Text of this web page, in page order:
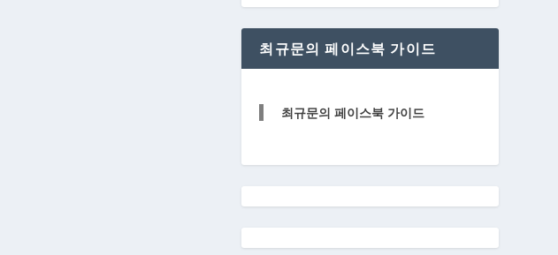
최규문의 페이스북 가이드
최규문의 페이스북 가이드